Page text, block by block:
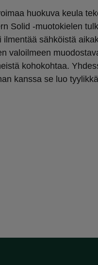
huokuva keula
Solid -muotokielen
ilmentää sähköistä
valoilmeen
kohokohtaa.
kanssa se luo